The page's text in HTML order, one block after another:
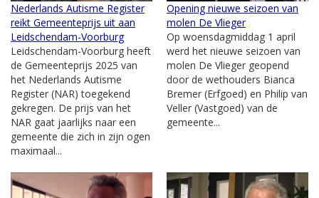
Nederlands Autisme Register
reikt Gemeenteprijs uit aan
Leidschendam-Voorburg
Leidschendam-Voorburg heeft
de Gemeenteprijs 2025 van
het Nederlands Autisme
Register (NAR) toegekend
gekregen. De prijs van het
NAR gaat jaarlijks naar een
gemeente die zich in zijn ogen
maximaal...
Opening nieuwe seizoen van
molen De Vlieger
Op woensdagmiddag 1 april
werd het nieuwe seizoen van
molen De Vlieger geopend
door de wethouders Bianca
Bremer (Erfgoed) en Philip van
Veller (Vastgoed) van de
gemeente...